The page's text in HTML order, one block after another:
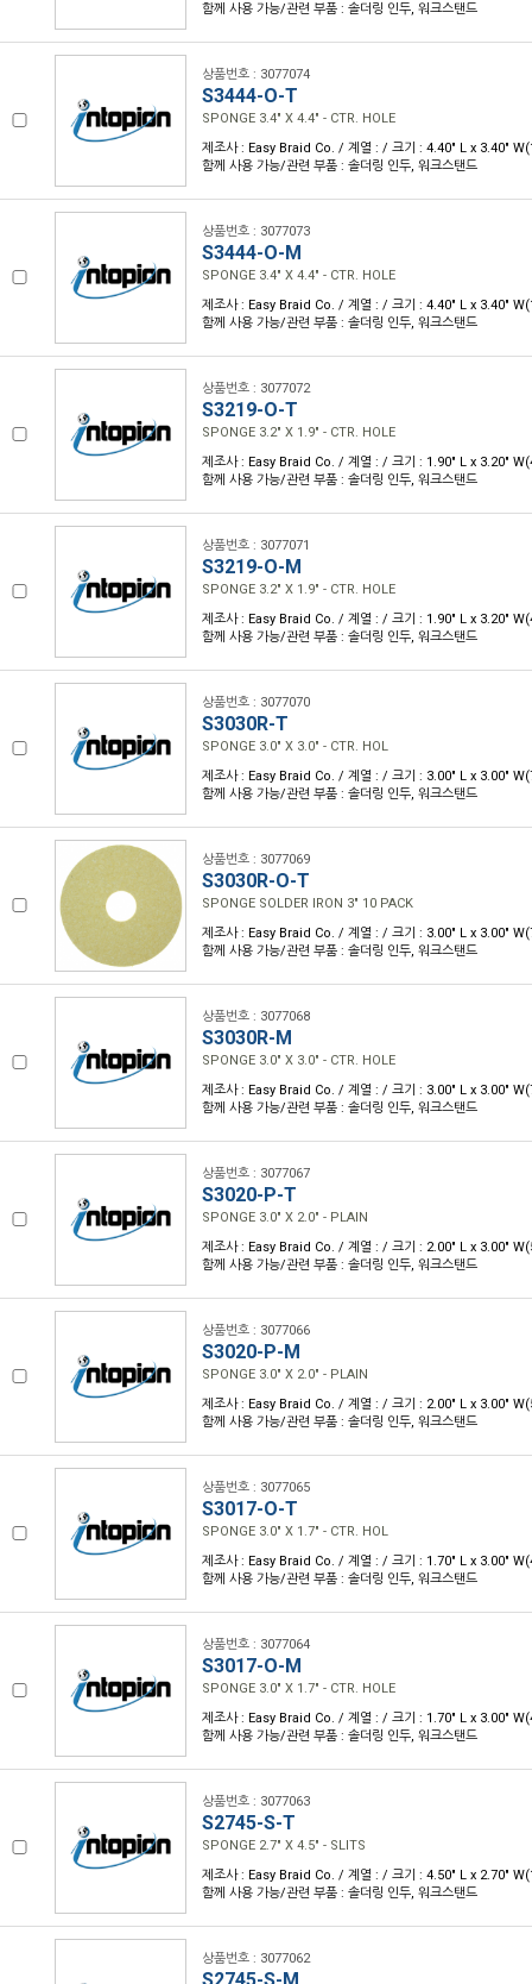
함께 사용 가능/관련 부품 : 솔더링 인두, 워크스탠드
상품번호 : 3077074
S3444-O-T
SPONGE 3.4" X 4.4" - CTR. HOLE
제조사 : Easy Braid Co. / 계열 : / 크기 : 4.40" L x 3.40"
함께 사용 가능/관련 부품 : 솔더링 인두, 워크스탠드
상품번호 : 3077073
S3444-O-M
SPONGE 3.4" X 4.4" - CTR. HOLE
제조사 : Easy Braid Co. / 계열 : / 크기 : 4.40" L x 3.40"
함께 사용 가능/관련 부품 : 솔더링 인두, 워크스탠드
상품번호 : 3077072
S3219-O-T
SPONGE 3.2" X 1.9" - CTR. HOLE
제조사 : Easy Braid Co. / 계열 : / 크기 : 1.90" L x 3.20"
함께 사용 가능/관련 부품 : 솔더링 인두, 워크스탠드
상품번호 : 3077071
S3219-O-M
SPONGE 3.2" X 1.9" - CTR. HOLE
제조사 : Easy Braid Co. / 계열 : / 크기 : 1.90" L x 3.20"
함께 사용 가능/관련 부품 : 솔더링 인두, 워크스탠드
상품번호 : 3077070
S3030R-T
SPONGE 3.0" X 3.0" - CTR. HOL
제조사 : Easy Braid Co. / 계열 : / 크기 : 3.00" L x 3.00"
함께 사용 가능/관련 부품 : 솔더링 인두, 워크스탠드
상품번호 : 3077069
S3030R-O-T
SPONGE SOLDER IRON 3" 10 PACK
제조사 : Easy Braid Co. / 계열 : / 크기 : 3.00" L x 3.00"
함께 사용 가능/관련 부품 : 솔더링 인두, 워크스탠드
상품번호 : 3077068
S3030R-M
SPONGE 3.0" X 3.0" - CTR. HOLE
제조사 : Easy Braid Co. / 계열 : / 크기 : 3.00" L x 3.00"
함께 사용 가능/관련 부품 : 솔더링 인두, 워크스탠드
상품번호 : 3077067
S3020-P-T
SPONGE 3.0" X 2.0" - PLAIN
제조사 : Easy Braid Co. / 계열 : / 크기 : 2.00" L x 3.00"
함께 사용 가능/관련 부품 : 솔더링 인두, 워크스탠드
상품번호 : 3077066
S3020-P-M
SPONGE 3.0" X 2.0" - PLAIN
제조사 : Easy Braid Co. / 계열 : / 크기 : 2.00" L x 3.00"
함께 사용 가능/관련 부품 : 솔더링 인두, 워크스탠드
상품번호 : 3077065
S3017-O-T
SPONGE 3.0" X 1.7" - CTR. HOL
제조사 : Easy Braid Co. / 계열 : / 크기 : 1.70" L x 3.00"
함께 사용 가능/관련 부품 : 솔더링 인두, 워크스탠드
상품번호 : 3077064
S3017-O-M
SPONGE 3.0" X 1.7" - CTR. HOLE
제조사 : Easy Braid Co. / 계열 : / 크기 : 1.70" L x 3.00"
함께 사용 가능/관련 부품 : 솔더링 인두, 워크스탠드
상품번호 : 3077063
S2745-S-T
SPONGE 2.7" X 4.5" - SLITS
제조사 : Easy Braid Co. / 계열 : / 크기 : 4.50" L x 2.70"
함께 사용 가능/관련 부품 : 솔더링 인두, 워크스탠드
상품번호 : 3077062